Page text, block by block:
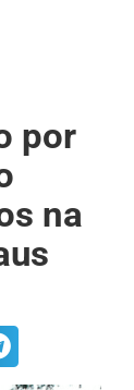
por
na